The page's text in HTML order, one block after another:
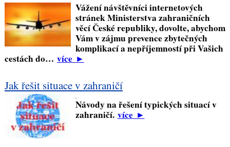
Vážení návštěvníci internetových
stránek Ministerstva zahraničních
věcí České republiky, dovolte, abychom
Vám v zájmu prevence zbytečných
komplikací a nepříjemností při Vašich
cestách do… více►
Jak řešit situace v zahraničí
,
Návody na řešení typických situací v
zahraničí. více►